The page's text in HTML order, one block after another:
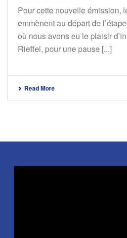
Pour cette nouvelle émission,
emmènent au départ de
où nous avons eu le plaisir
Rieffel, pour une pause [...]
Read More